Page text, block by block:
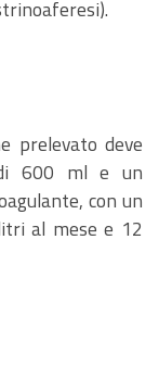
prelevato deve
600 ml e un
con un
al mese e 12